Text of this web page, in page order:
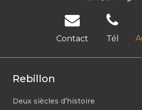
Contact Tél
Rebillon
Deux siècles d’histoire